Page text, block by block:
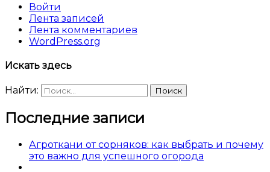
Войти
Лента записей
Лента комментариев
WordPress.org
Искать здесь
Найти:
Последние записи
Агроткани от сорняков: как выбрать и почему
это важно для успешного огорода